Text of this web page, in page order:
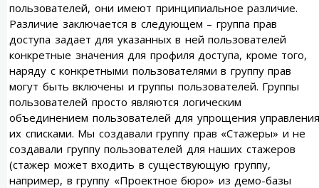
пользователей, они имеют принципиальное различие.
Различие заключается в следующем – группа прав
доступа задает для указанных в ней пользователей
конкретные значения для профиля доступа, кроме того,
наряду с конкретными пользователями в группу прав
могут быть включены и группы пользователей. Группы
пользователей просто являются логическим
объединением пользователей для упрощения управления
их списками. Мы создавали группу прав «Стажеры» и не
создавали группу пользователей для наших стажеров
(стажер может входить в существующую группу,
например, в группу «Проектное бюро» из демо-базы